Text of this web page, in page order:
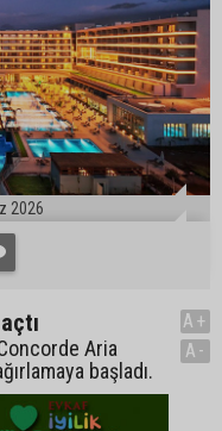
2026
Aria
başladı.
A+
A-